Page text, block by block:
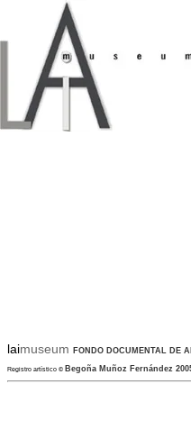
laimuseum FONDO DOCUMENTAL DE
Registro artístico © Begoña Muñoz Fernández